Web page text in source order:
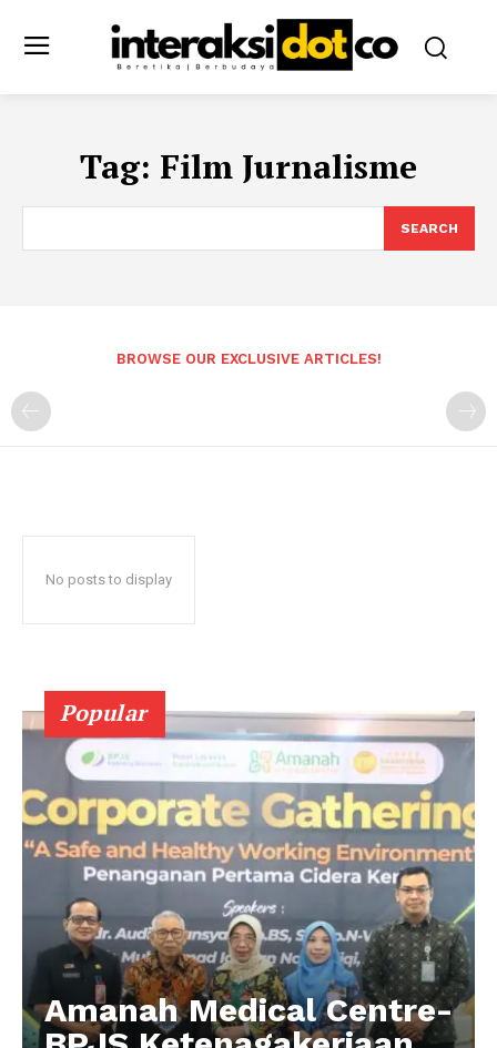
Tag: Film Jurnalisme
SEARCH
BROWSE OUR EXCLUSIVE ARTICLES!
No posts to display
Popular
Amanah Medical Centre-